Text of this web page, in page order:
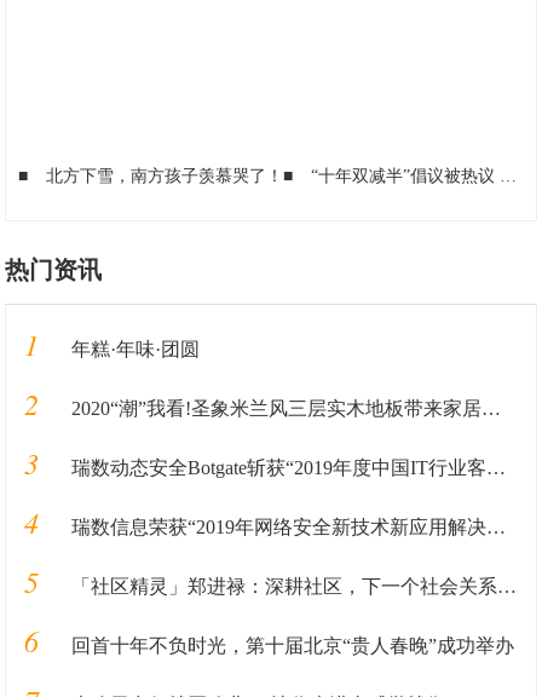
■ 北方下雪，南方孩子羡慕哭了！■ “十年双减半”倡议被热议 政企业界代表共绘共享经济蓝图
热门资讯
1 年糕·年味·团圆
2 2020“潮”我看!圣象米兰风三层实木地板带来家居时尚新选择
3 瑞数动态安全Botgate斩获“2019年度中国IT行业客户信赖产品奖”
4 瑞数信息荣获“2019年网络安全新技术新应用解决方案优秀奖”
5 「社区精灵」郑进禄：深耕社区，下一个社会关系重构的基础革新
6 回首十年不负时光，第十届北京“贵人春晚”成功举办